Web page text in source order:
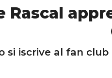
Rascal
si iscrive al fan